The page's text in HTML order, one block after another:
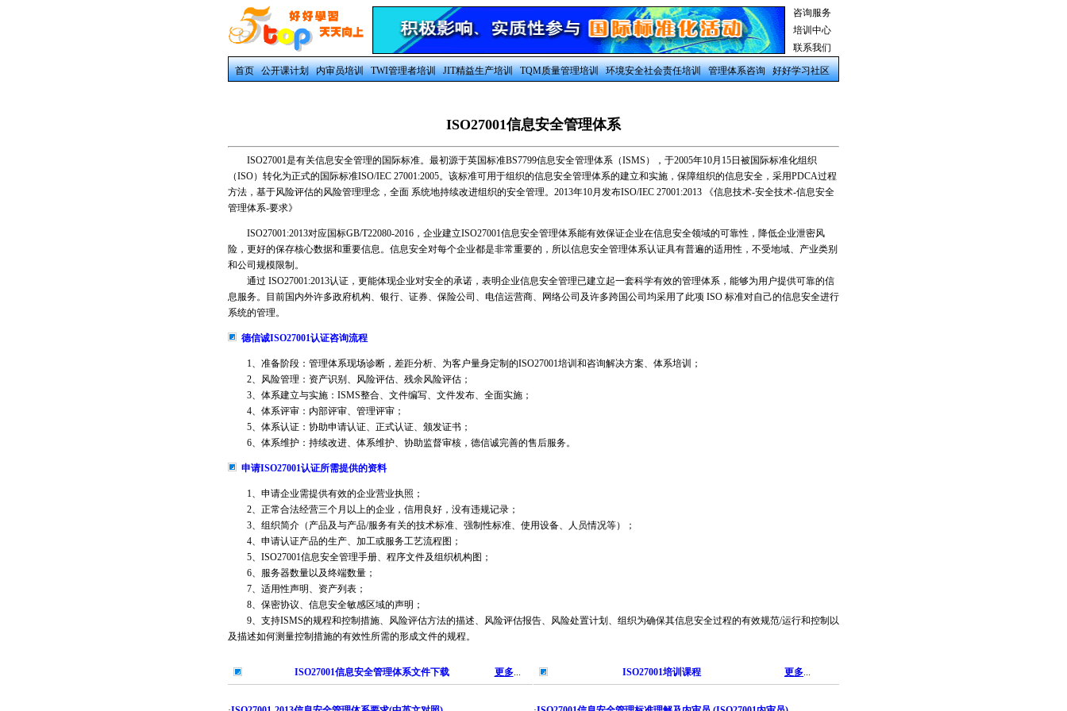
咨询服务
培训中心
联系我们
首页 公开课计划 内审员培训 TWI管理者培训 JIT精益生产培训 TQM质量管理培训 环境安全社会责任培训 管理体系咨询 好好学习社区
ISO27001信息安全管理体系
ISO27001是有关信息安全管理的国际标准。最初源于英国标准BS7799信息安全管理体系（ISMS），于2005年10月15日被国际标准化组织
（ISO）转化为正式的国际标准ISO/IEC 27001:2005。该标准可用于组织的信息安全管理体系的建立和实施，保障组织的信息安全，采用PDCA过程
方法，基于风险评估的风险管理理念，全面 系统地持续改进组织的安全管理。2013年10月发布ISO/IEC 27001:2013 《信息技术-安全技术-信息安全
管理体系-要求》
ISO27001:2013对应国标GB/T22080-2016，企业建立ISO27001信息安全管理体系能有效保证企业在信息安全领域的可靠性，降低企业泄密风
险，更好的保存核心数据和重要信息。信息安全对每个企业都是非常重要的，所以信息安全管理体系认证具有普遍的适用性，不受地域、产业类别
和公司规模限制。
通过 ISO27001:2013认证，更能体现企业对安全的承诺，表明企业信息安全管理已建立起一套科学有效的管理体系，能够为用户提供可靠的信
息服务。目前国内外许多政府机构、银行、证券、保险公司、电信运营商、网络公司及许多跨国公司均采用了此项 ISO 标准对自己的信息安全进行
系统的管理。
德信诚ISO27001认证咨询流程
1、准备阶段：管理体系现场诊断，差距分析、为客户量身定制的ISO27001培训和咨询解决方案、体系培训；
2、风险管理：资产识别、风险评估、残余风险评估；
3、体系建立与实施：ISMS整合、文件编写、文件发布、全面实施；
4、体系评审：内部评审、管理评审；
5、体系认证：协助申请认证、正式认证、颁发证书；
6、体系维护：持续改进、体系维护、协助监督审核，德信诚完善的售后服务。
申请ISO27001认证所需提供的资料
1、申请企业需提供有效的企业营业执照；
2、正常合法经营三个月以上的企业，信用良好，没有违规记录；
3、组织简介（产品及与产品/服务有关的技术标准、强制性标准、使用设备、人员情况等）；
4、申请认证产品的生产、加工或服务工艺流程图；
5、ISO27001信息安全管理手册、程序文件及组织机构图；
6、服务器数量以及终端数量；
7、适用性声明、资产列表；
8、保密协议、信息安全敏感区域的声明；
9、支持ISMS的规程和控制措施、风险评估方法的描述、风险评估报告、风险处置计划、组织为确保其信息安全过程的有效规范/运行和控制以
及描述如何测量控制措施的有效性所需的形成文件的规程。
ISO27001信息安全管理体系文件下载 更多... ISO27001培训课程 更多...